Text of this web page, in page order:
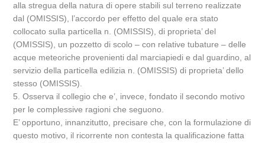
alla stregua della natura di opere stabili sul terreno realizzate
dal (OMISSIS), l’accordo per effetto del quale era stato
collocato sulla particella n. (OMISSIS), di proprieta’ del
(OMISSIS), un pozzetto di scolo – con relative tubature – delle
acque meteoriche provenienti dal marciapiedi e dal guardino, al
servizio della particella edilizia n. (OMISSIS) di proprieta’ dello
stesso (OMISSIS).
5. Osserva il collegio che e’, invece, fondato il secondo motivo
per le complessive ragioni che seguono.
E’ opportuno, innanzitutto, precisare che, con la formulazione di
questo motivo, il ricorrente non contesta la qualificazione fatta